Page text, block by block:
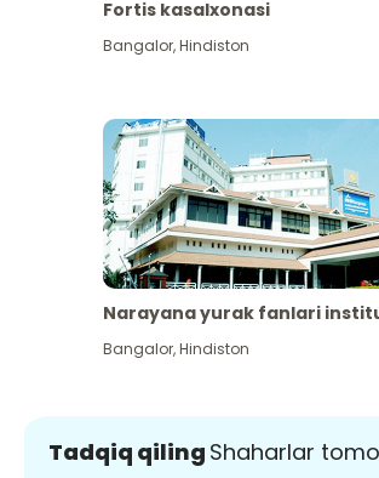
Fortis kasalxonasi
Bangalor,Hindiston
Narayana yurak fanlari
Bangalor,Hindiston
Tadqiq qiling Shaharlar